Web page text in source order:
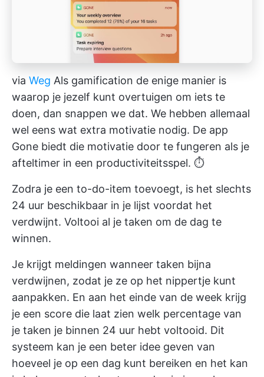
via Weg Als gamification de enige manier is
waarop je jezelf kunt overtuigen om iets te
doen, dan snappen we dat. We hebben allemaal
wel eens wat extra motivatie nodig. De app
Gone biedt die motivatie door te fungeren als je
afteltimer in een productiviteitsspel. ⏱️
Zodra je een to-do-item toevoegt, is het slechts
24 uur beschikbaar in je lijst voordat het
verdwijnt. Voltooi al je taken om de dag te
winnen.
Je krijgt meldingen wanneer taken bijna
verdwijnen, zodat je ze op het nippertje kunt
aanpakken. En aan het einde van de week krijg
je een score die laat zien welk percentage van
je taken je binnen 24 uur hebt voltooid. Dit
systeem kan je een beter idee geven van
hoeveel je op een dag kunt bereiken en het kan